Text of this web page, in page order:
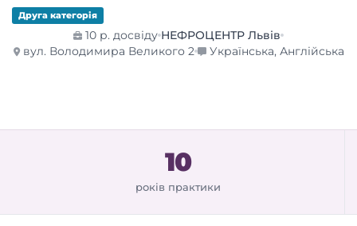
Друга категорія
10 р. досвіду НЕФРОЦЕНТР Львів
вул. Володимира Великого 2
Українська, Англійська
10
років практики